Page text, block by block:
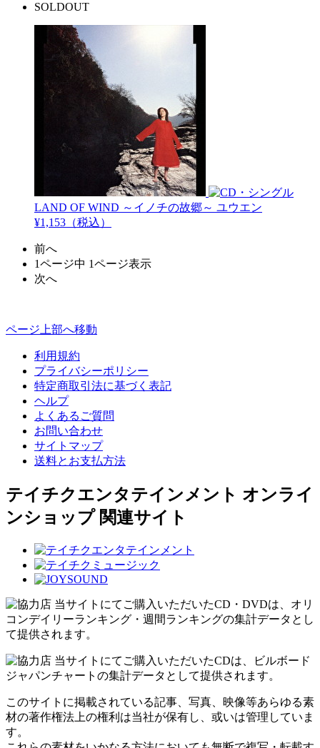
SOLDOUT
LAND OF WIND ～イノチの故郷～ ユウエン
¥1,153（税込）
前へ
1ページ中 1ページ表示
次へ
ページ上部へ移動
利用規約
プライバシーポリシー
特定商取引法に基づく表記
ヘルプ
よくあるご質問
お問い合わせ
サイトマップ
送料とお支払方法
テイチクエンタテインメント オンライ
ンショップ 関連サイト
当サイトにてご購入いただいたCD・DVDは、オリ
コンデイリーランキング・週間ランキングの集計データとし
て提供されます。
当サイトにてご購入いただいたCDは、ビルボード
ジャパンチャートの集計データとして提供されます。
このサイトに掲載されている記事、写真、映像等あらゆる素
材の著作権法上の権利は当社が保有し、或いは管理していま
す。